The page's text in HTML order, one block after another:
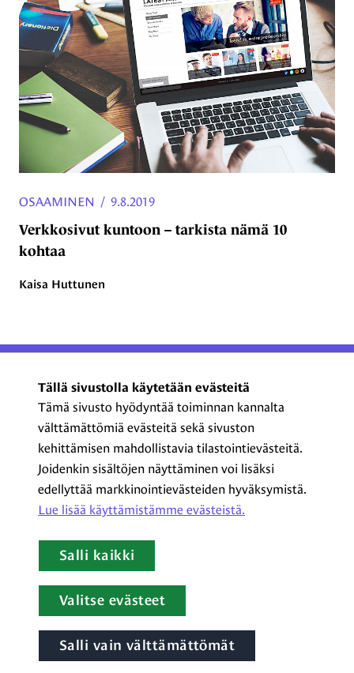
Tällä sivustolla käytetään evästeitä
Tämä sivusto hyödyntää toiminnan kannalta
välttämättömiä evästeitä sekä sivuston
kehittämisen mahdollistavia tilastointievästeitä.
Joidenkin sisältöjen näyttäminen voi lisäksi
edellyttää markkinointievästeiden hyväksymistä.
Lue lisää käyttämistämme evästeistä.​​​​​​
Salli kaikki
Salli vain välttämättömät
Valitse evästeet
Verkkosivut kuntoon – tarkista nämä 10
kohtaa
OSAAMINEN / 9.8.2019
Kaisa Huttunen
ProCom – Viestinnän
ammattilaiset ry
Kasarmikatu 23 A 5, 2. krs
00130 Helsinki
+358 44 720 3022
procom@procom.fi
procom.fi
LinkedInFacebookInstagram
Tietoa evästeistä|Tietosuojaseloste